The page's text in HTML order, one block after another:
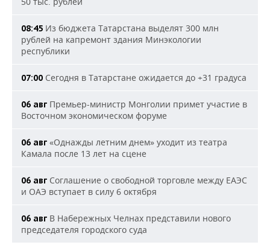
08:45 Из бюджета Татарстана выделят 300 млн
рублей на капремонт здания Минэкологии
республики
07:00 Сегодня в Татарстане ожидается до +31 градуса
06 авг Премьер-министр Монголии примет участие в
Восточном экономическом форуме
06 авг «Однажды летним днем» уходит из театра
Камала после 13 лет на сцене
06 авг Соглашение о свободной торговле между ЕАЭС
и ОАЭ вступает в силу 6 октября
06 авг В Набережных Челнах представили нового
председателя городского суда